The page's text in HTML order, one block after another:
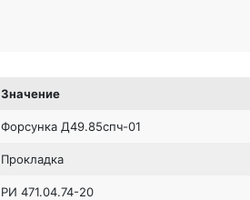
Значение
Форсунка Д49.85спч-01
Прокладка
РИ 471.04.74-20